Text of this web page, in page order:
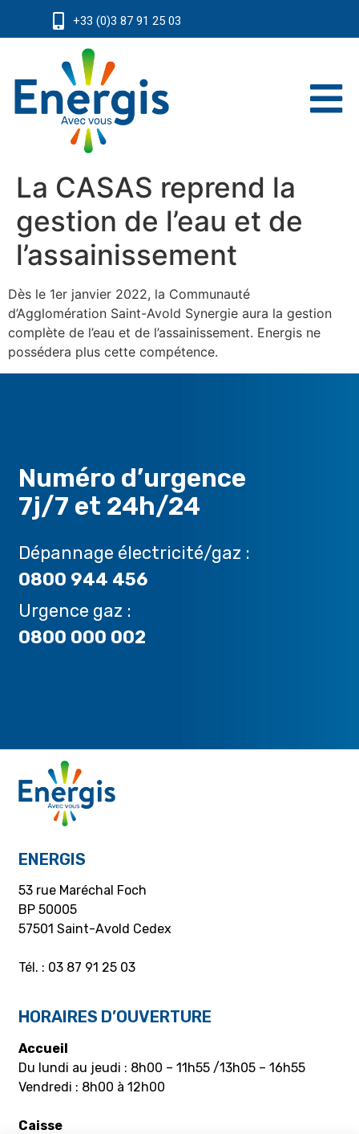
+33 (0)3 87 91 25 03
La CASAS reprend la
gestion de l’eau et de
l’assainissement
Dès le 1er janvier 2022, la Communauté
d’Agglomération Saint-Avold Synergie aura la gestion
complète de l’eau et de l’assainissement. Energis ne
possédera plus cette compétence.
Numéro d’urgence
7j/7 et 24h/24
Dépannage électricité/gaz :
0800 944 456
Urgence gaz :
0800 000 002
ENERGIS
53 rue Maréchal Foch
BP 50005
57501 Saint-Avold Cedex
Tél. : 03 87 91 25 03
HORAIRES D’OUVERTURE
Accueil
Du lundi au jeudi : 8h00 – 11h55 /13h05 – 16h55
Vendredi : 8h00 à 12h00
Caisse